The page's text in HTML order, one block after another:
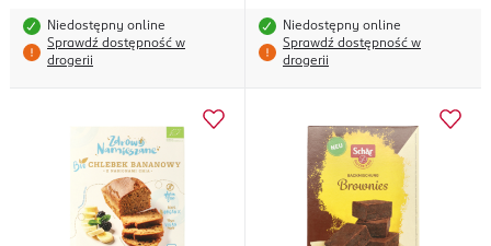
Niedostępny online
Sprawdź dostępność w
drogerii
Niedostępny online
Sprawdź dostępność w
drogerii